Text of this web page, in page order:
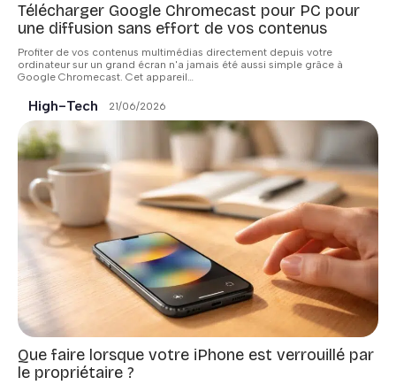
Télécharger Google Chromecast pour PC pour
une diffusion sans effort de vos contenus
Profiter de vos contenus multimédias directement depuis votre
ordinateur sur un grand écran n'a jamais été aussi simple grâce à
Google Chromecast. Cet appareil…
High-Tech 21/06/2026
Que faire lorsque votre iPhone est verrouillé par
le propriétaire ?